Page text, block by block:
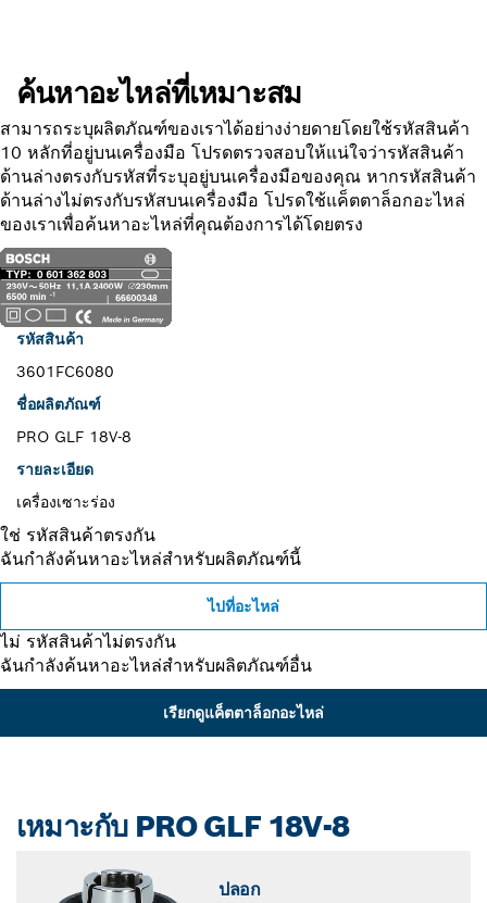
ค้นหาอะไหล่ที่เหมาะสม
สามารถระบุผลิตภัณฑ์ของเราได้อย่างง่ายดายโดยใช้รหัสสินค้า
10 หลักที่อยู่บนเครื่องมือ โปรดตรวจสอบให้แน่ใจว่ารหัสสินค้า
ด้านล่างตรงกับรหัสที่ระบุอยู่บนเครื่องมือของคุณ หากรหัสสินค้า
ด้านล่างไม่ตรงกับรหัสบนเครื่องมือ โปรดใช้แค็ตตาล็อกอะไหล่
ของเราเพื่อค้นหาอะไหล่ที่คุณต้องการได้โดยตรง
รหัสสินค้า
3601FC6080
ชื่อผลิตภัณฑ์
PRO GLF 18V-8
รายละเอียด
เครื่องเซาะร่อง
ใช่ รหัสสินค้าตรงกัน
ฉันกำลังค้นหาอะไหล่สำหรับผลิตภัณฑ์นี้
ไปที่อะไหล่
ไม่ รหัสสินค้าไม่ตรงกัน
ฉันกำลังค้นหาอะไหล่สำหรับผลิตภัณฑ์อื่น
เรียกดูแค็ตตาล็อกอะไหล่
เหมาะกับ PRO GLF 18V-8
ปลอก